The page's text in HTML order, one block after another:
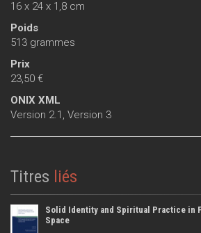
16 x 24 x 1,8 cm
Poids
513 grammes
Prix
23,50 €
ONIX XML
Version 2.1 Version 3
Titres liés
Solid Identity and Spiritual Practice in
Space